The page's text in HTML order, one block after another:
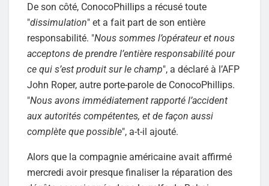
De son côté, ConocoPhillips a récusé toute
"dissimulation" et a fait part de son entière
responsabilité. "Nous sommes l’opérateur et nous
acceptons de prendre l’entière responsabilité pour
ce qui s’est produit sur le champ", a déclaré à l’AFP
John Roper, autre porte-parole de ConocoPhillips.
"Nous avons immédiatement rapporté l’accident
aux autorités compétentes, et de façon aussi
complète que possible", a-t-il ajouté.
Alors que la compagnie américaine avait affirmé
mercredi avoir presque finaliser la réparation des